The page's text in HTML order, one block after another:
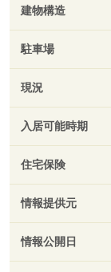
建物構造
駐車場
現況
入居可能時期
住宅保険
情報提供元
情報公開日